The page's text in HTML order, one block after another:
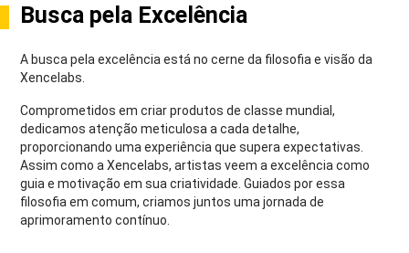
Busca pela Excelência
A busca pela excelência está no cerne da filosofia e visão da
Xencelabs.
Comprometidos em criar produtos de classe mundial,
dedicamos atenção meticulosa a cada detalhe,
proporcionando uma experiência que supera expectativas.
Assim como a Xencelabs, artistas veem a excelência como
guia e motivação em sua criatividade. Guiados por essa
filosofia em comum, criamos juntos uma jornada de
aprimoramento contínuo.